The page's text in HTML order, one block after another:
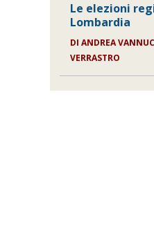
Le elezioni
Lombardia
DI ANDREA
VERRASTRO